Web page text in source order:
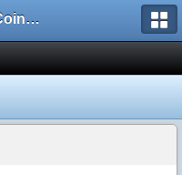
Форум Ru-Coin.ru